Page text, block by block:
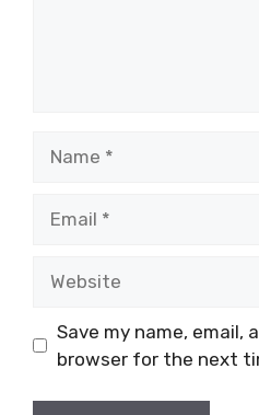
Save my name, email,
browser for the next